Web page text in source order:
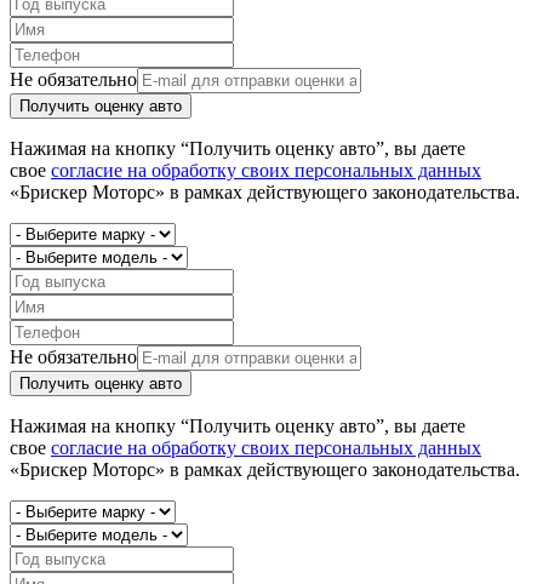
Не обязательно
Получить оценку авто
Нажимая на кнопку “Получить оценку авто”, вы даете
свое согласие на обработку своих персональных данных
«Брискер Моторс» в рамках действующего законодательства.
Не обязательно
Получить оценку авто
Нажимая на кнопку “Получить оценку авто”, вы даете
свое согласие на обработку своих персональных данных
«Брискер Моторс» в рамках действующего законодательства.